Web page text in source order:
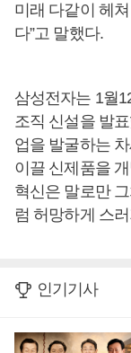
미래 다같이 헤
다”고 말했다.
삼성전자는 1월
조직 신설을 발
업을 발굴하는
이끌 신제품을
혁신은 말로만
럼 허망하게 스
인기기사